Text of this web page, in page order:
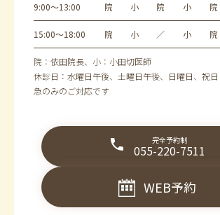
9:00～13:00 院 小 院 小 院
15:00～18:00 院 小 ／ 小 院
院：依田院長、小：小田切医師
休診日：水曜日午後、土曜日午後、日曜日、
急のみのご対応です
完全予約制
055-220-7511
WEB予約